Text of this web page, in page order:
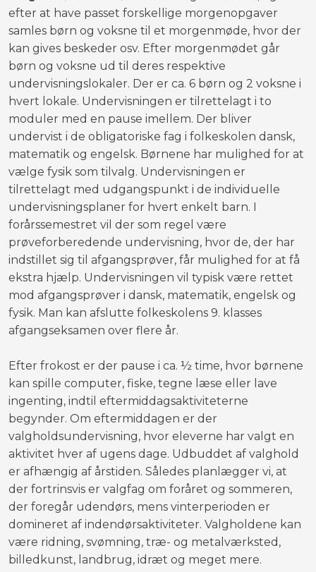
efter at have passet forskellige morgenopgaver
samles børn og voksne til et morgenmøde, hvor der
kan gives beskeder osv. Efter morgenmødet går
børn og voksne ud til deres respektive
undervisningslokaler. Der er ca. 6 børn og 2 voksne i
hvert lokale. Undervisningen er tilrettelagt i to
moduler med en pause imellem. Der bliver
undervist i de obligatoriske fag i folkeskolen dansk,
matematik og engelsk. Børnene har mulighed for at
vælge fysik som tilvalg. Undervisningen er
tilrettelagt med udgangspunkt i de individuelle
undervisningsplaner for hvert enkelt barn. I
forårssemestret vil der som regel være
prøveforberedende undervisning, hvor de, der har
indstillet sig til afgangsprøver, får mulighed for at få
ekstra hjælp. Undervisningen vil typisk være rettet
mod afgangsprøver i dansk, matematik, engelsk og
fysik. Man kan afslutte folkeskolens 9. klasses
afgangseksamen over flere år.
Efter frokost er der pause i ca. ½ time, hvor børnene
kan spille computer, fiske, tegne læse eller lave
ingenting, indtil eftermiddagsaktiviteterne
begynder. Om eftermiddagen er der
valgholdsundervisning, hvor eleverne har valgt en
aktivitet hver af ugens dage. Udbuddet af valghold
er afhængig af årstiden. Således planlægger vi, at
der fortrinsvis er valgfag om foråret og sommeren,
der foregår udendørs, mens vinterperioden er
domineret af indendørsaktiviteter. Valgholdene kan
være ridning, svømning, træ- og metalværksted,
billedkunst, landbrug, idræt og meget mere.